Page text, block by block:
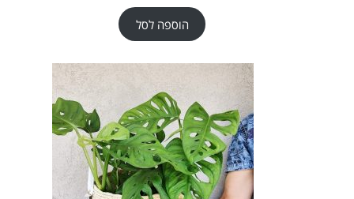
הוספה לסל